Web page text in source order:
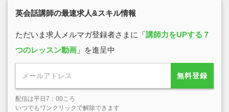
英会話講師の最速求人&スキル情報
ただいま求人メルマガ登録者さまに「講師力をUPする７
つのレッスン動画 」を進呈中
無料登録
配信は平日7：00ころ
いつでもワンクリックで解除できます